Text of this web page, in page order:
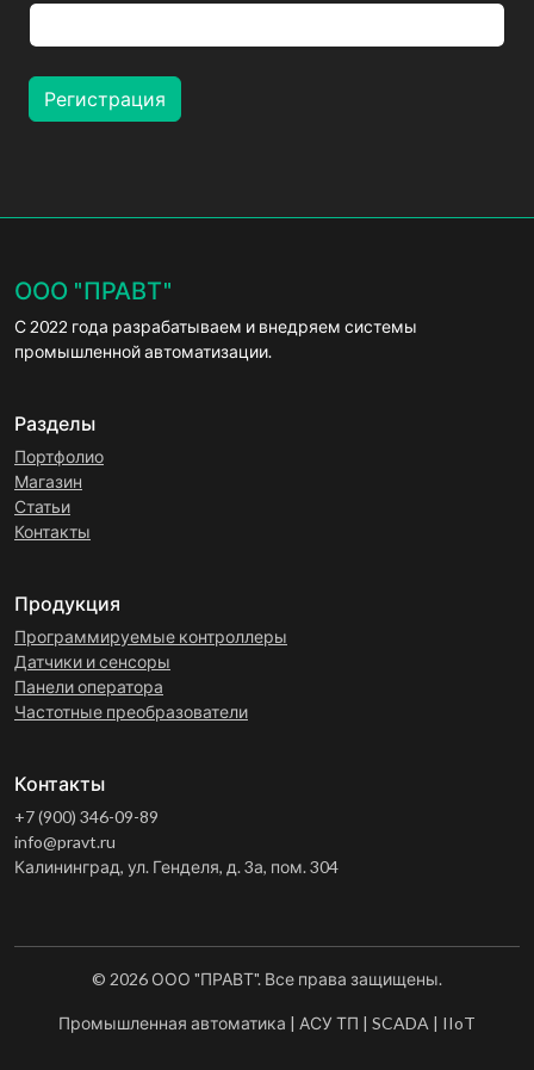
ООО "ПРАВТ"
С 2022 года разрабатываем и внедряем системы
промышленной автоматизации.
Разделы
Портфолио
Магазин
Статьи
Контакты
Продукция
Программируемые контроллеры
Датчики и сенсоры
Панели оператора
Частотные преобразователи
Контакты
+7 (900) 346-09-89
info@pravt.ru
Калининград, ул. Генделя, д. 3а, пом. 304
© 2026 ООО "ПРАВТ". Все права защищены.
Промышленная автоматика | АСУ ТП | SCADA | IIoT